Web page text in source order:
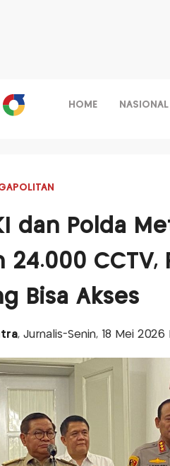
HOME NASIONAL
dan Polda
24.000 CCTV,
Bisa Akses
, Jurnalis-Senin, 18 Mei 2026